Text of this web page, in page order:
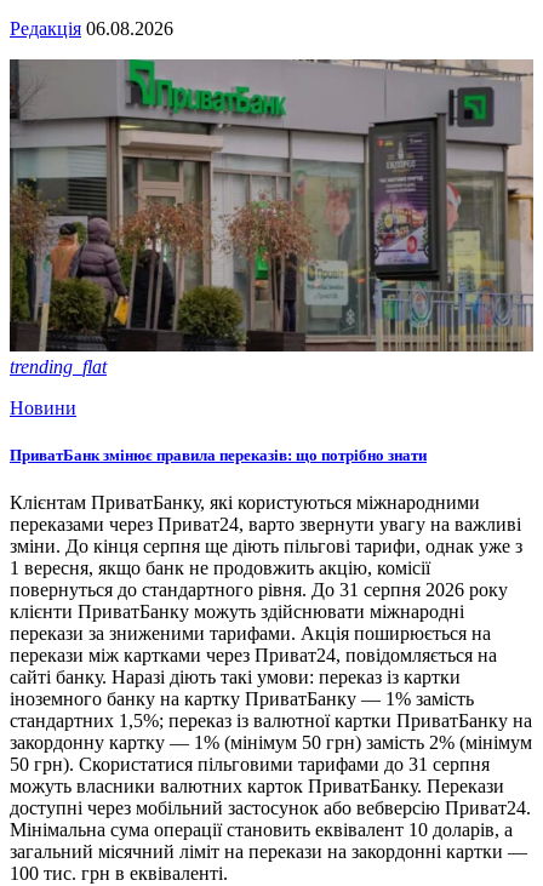
Редакція 06.08.2026
trending_flat
Новини
ПриватБанк змінює правила переказів: що потрібно знати
Клієнтам ПриватБанку, які користуються міжнародними
переказами через Приват24, варто звернути увагу на важливі
зміни. До кінця серпня ще діють пільгові тарифи, однак уже з
1 вересня, якщо банк не продовжить акцію, комісії
повернуться до стандартного рівня. До 31 серпня 2026 року
клієнти ПриватБанку можуть здійснювати міжнародні
перекази за зниженими тарифами. Акція поширюється на
перекази між картками через Приват24, повідомляється на
сайті банку. Наразі діють такі умови: переказ із картки
іноземного банку на картку ПриватБанку — 1% замість
стандартних 1,5%; переказ із валютної картки ПриватБанку на
закордонну картку — 1% (мінімум 50 грн) замість 2% (мінімум
50 грн). Скористатися пільговими тарифами до 31 серпня
можуть власники валютних карток ПриватБанку. Перекази
доступні через мобільний застосунок або вебверсію Приват24.
Мінімальна сума операції становить еквівалент 10 доларів, а
загальний місячний ліміт на перекази на закордонні картки —
100 тис. грн в еквіваленті.